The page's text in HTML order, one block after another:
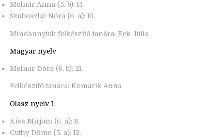
Molnár Anna (5. b): 14.
Szoboszlai Nóra (6. a): 15.
Mindannyiuk felkészítő tanára: Eck Júlia
Magyar nyelv
Molnár Dóra (6. b): 21.
Felkészítő tanára: Komárik Anna
Olasz nyelv I.
Kiss Mirjam (6. a): 8.
Guthy Döme (5. a): 12.